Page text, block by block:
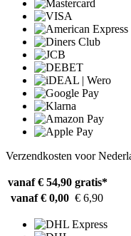
Verzendkosten voor
vanaf € 54,90 gratis*
vanaf € 0,00 € 6,90